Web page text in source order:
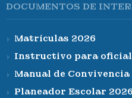
DOCUMENTOS DE
Matrículas 2026
Instructivo para
Manual de Convivencia
Planeador Escolar 2026